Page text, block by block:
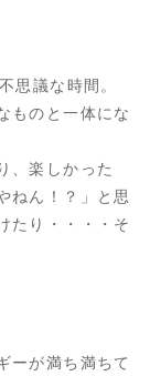
思議な時間。
ものと一体にな
、楽しかった
ねん！？」と思
たり・・・・そ
ーが満ち満ちて